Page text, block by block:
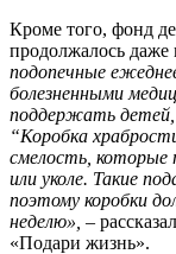
Кроме того, фонд
продолжалось даже
подопечные
болезненными
поддержать детей,
“Коробка
смелость, которые
или уколе. Такие
поэтому коробки
неделю», –
«Подари жизнь».